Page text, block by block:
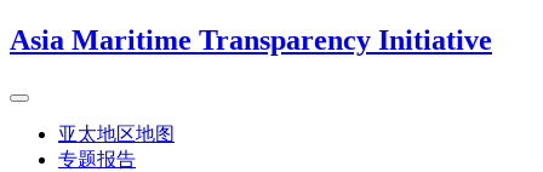
Skip
to
Asia Maritime Transparency Initiative
Toggle
navigation亚太地区地图
专题报告